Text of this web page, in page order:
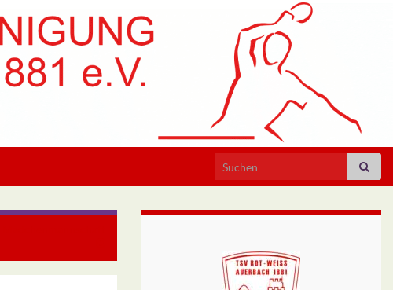
Search for: